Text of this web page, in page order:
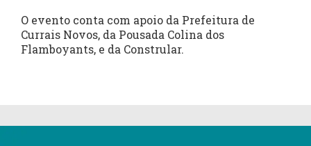
O evento conta com apoio da Prefeitura de
Currais Novos, da Pousada Colina dos
Flamboyants, e da Constrular.